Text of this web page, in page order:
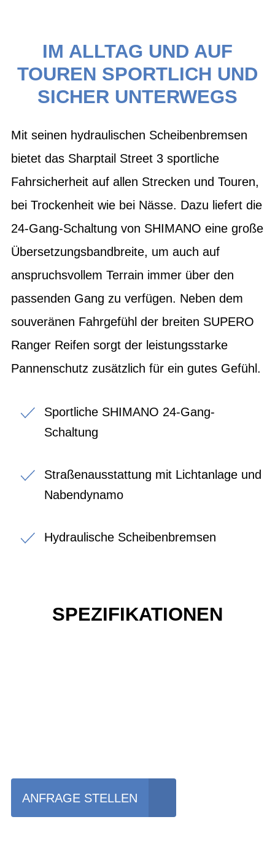
IM ALLTAG UND AUF
TOUREN SPORTLICH UND
SICHER UNTERWEGS
Mit seinen hydraulischen Scheibenbremsen
bietet das Sharptail Street 3 sportliche
Fahrsicherheit auf allen Strecken und Touren,
bei Trockenheit wie bei Nässe. Dazu liefert die
24-Gang-Schaltung von SHIMANO eine große
Übersetzungsbandbreite, um auch auf
anspruchsvollem Terrain immer über den
passenden Gang zu verfügen. Neben dem
souveränen Fahrgefühl der breiten SUPERO
Ranger Reifen sorgt der leistungsstarke
Pannenschutz zusätzlich für ein gutes Gefühl.
Sportliche SHIMANO 24-Gang-
Schaltung
Straßenausstattung mit Lichtanlage und
Nabendynamo
Hydraulische Scheibenbremsen
SPEZIFIKATIONEN
ANFRAGE STELLEN